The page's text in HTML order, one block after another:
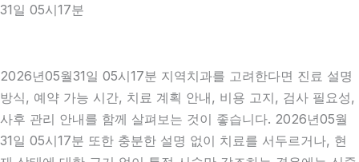
31일 05시17분
2026년05월31일 05시17분 지역치과를 고려한다면 진료 설명
방식, 예약 가능 시간, 치료 계획 안내, 비용 고지, 검사 필요성,
사후 관리 안내를 함께 살펴보는 것이 좋습니다. 2026년05월
31일 05시17분 또한 충분한 설명 없이 치료를 서두르거나, 현